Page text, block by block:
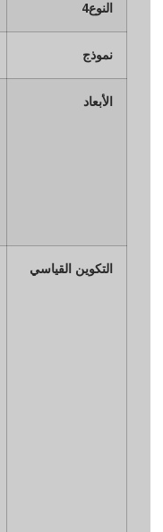
النوع4
نموذج
الأبعاد
التكوين القياسي